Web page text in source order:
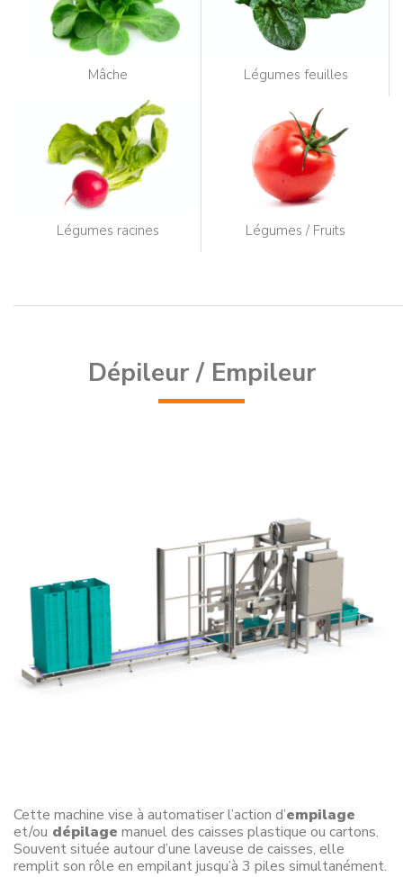
Mâche Légumes feuilles
Légumes racines Légumes / Fruits
Dépileur / Empileur
Cette machine vise à automatiser l’action d’empilage
et/ou dépilage manuel des caisses plastique ou cartons.
Souvent située autour d’une laveuse de caisses, elle
remplit son rôle en empilant jusqu’à 3 piles simultanément.